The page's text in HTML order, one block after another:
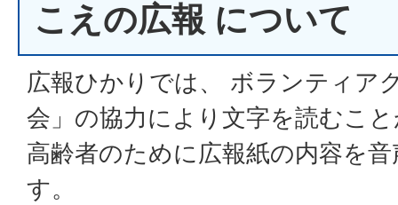
こえの広報 について
広報ひかりでは、 ボランティア
会」の協力により文字を読むこ
高齢者のために広報紙の内容を
す。